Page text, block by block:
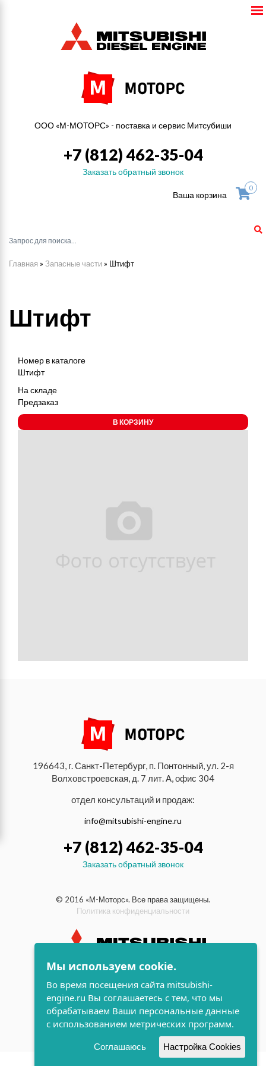
ООО «М-МОТОРС» - поставка и сервис Митсубиши
+7 (812) 462-35-04
Заказать обратный звонок
Ваша корзина
0
Главная » Запасные части » Штифт
Штифт
Номер в каталоге
Штифт
На складе
Предзаказ
В КОРЗИНУ
196643, г. Санкт-Петербург, п. Понтонный, ул. 2-я
Волховстроевская, д. 7 лит. А, офис 304
отдел консультаций и продаж:
info@mitsubishi-engine.ru
+7 (812) 462-35-04
Заказать обратный звонок
© 2016 «М-Моторс». Все права защищены.
Политика конфиденциальности
индустриальные и морские
дизельные двигатели Mitsubishi
разработка сайта
Мы используем cookie.
Во время посещения сайта mitsubishi-
engine.ru Вы соглашаетесь с тем, что мы
обрабатываем Ваши персональные данные
с использованием метрических программ.
Соглашаюсь Настройка Cookies